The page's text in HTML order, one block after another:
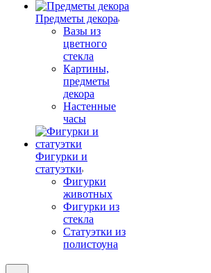
Предметы декора
Вазы из
цветного
стекла
Картины,
предметы
декора
Настенные
часы
Фигурки и
статуэтки
Фигурки
животных
Фигурки из
стекла
Статуэтки из
полистоуна